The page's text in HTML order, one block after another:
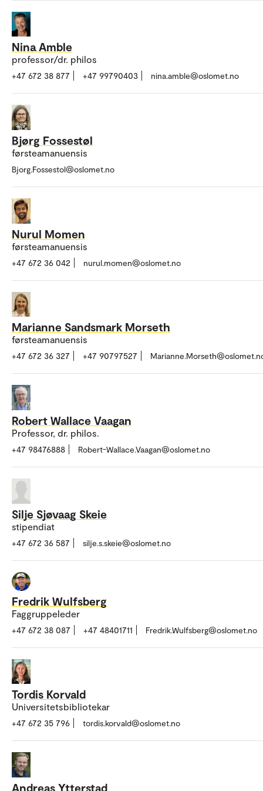
Nina Amble
professor/dr. philos
+47 672 38 877 +47 99790403 nina.amble@oslomet.no
Bjørg Fossestøl
førsteamanuensis
Bjorg.Fossestol@oslomet.no
Nurul Momen
førsteamanuensis
+47 672 36 042 nurul.momen@oslomet.no
Marianne Sandsmark Morseth
førsteamanuensis
+47 672 36 327 +47 90797527
Robert Wallace Vaagan
Professor, dr. philos.
+47 98476888 Robert-Wallace.Vaagan@oslomet.no
Silje Sjøvaag Skeie
stipendiat
+47 672 36 587 silje.s.skeie@oslomet.no
Fredrik Wulfsberg
Faggruppeleder
+47 672 38 087 +47 48401711 Fredrik.Wulfsberg@oslomet.no
Tordis Korvald
Universitetsbibliotekar
+47 672 35 796 tordis.korvald@oslomet.no
Andreas Ytterstad